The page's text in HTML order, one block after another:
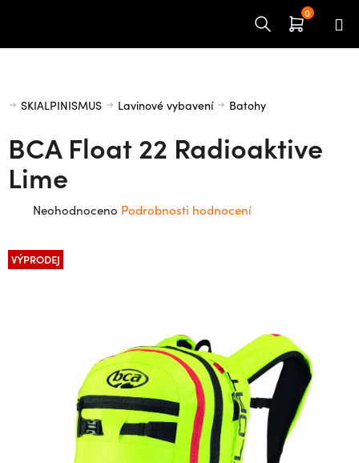
Domů
SKIALPINISMUS Lavinové vybavení Batohy
BCA Float 22 Radioaktive
Lime
Průměrné
produktu
je
Neohodnoceno Podrobnosti hodnocení
VÝPRODEJ